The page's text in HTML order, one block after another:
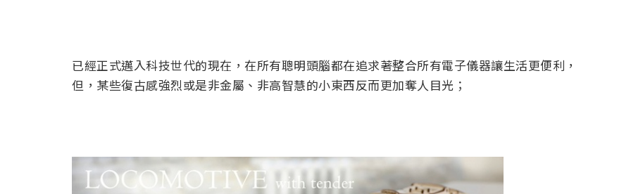
已經正式邁入科技世代的現在，在所有聰明頭腦都在追求著整合所有電子儀器讓生活更便利，
但，某些復古感強烈或是非金屬、非高智慧的小東西反而更加奪人目光；